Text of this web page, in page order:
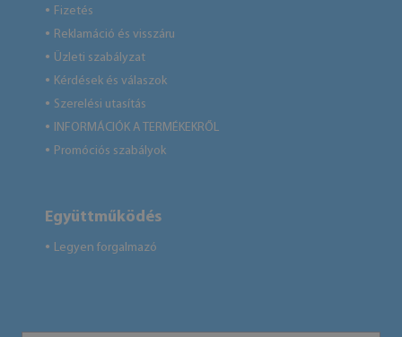
● Fizetés
● Reklamáció és visszáru
● Üzleti szabályzat
● Kérdések és válaszok
● Szerelési utasítás
● INFORMÁCIÓK A TERMÉKEKRŐL
● Promóciós szabályok
Együttműködés
● Legyen forgalmazó